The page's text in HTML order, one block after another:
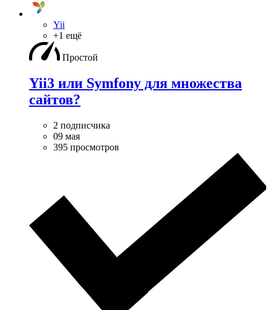
Yii
+1 ещё
Простой
Yii3 или Symfony для множества
сайтов?
2 подписчика
09 мая
395 просмотров